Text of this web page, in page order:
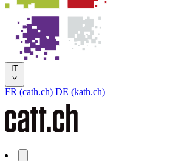
IT
FR (cath.ch) DE (kath.ch)